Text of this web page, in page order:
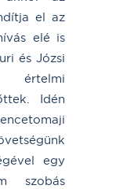
el az
elé is
és Józsi
értelmi
Idén
egy
szobás